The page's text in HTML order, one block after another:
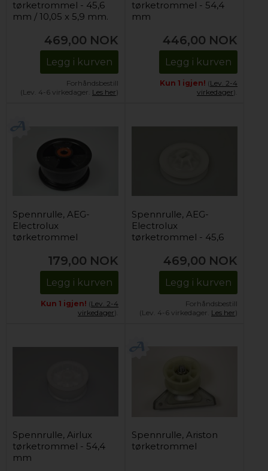
tørketrommel - 45,6
mm / 10,05 x 5,9 mm.
469,00 NOK
Legg i kurven
Forhåndsbestill
(Lev. 4-6 virkedager. Les her)
tørketrommel - 54,4
mm
446,00 NOK
Legg i kurven
Kun 1 igjen! (Lev. 2-4
virkedager).
Spennrulle, AEG-
Electrolux
tørketrommel
179,00 NOK
Legg i kurven
Kun 1 igjen! (Lev. 2-4
virkedager).
Spennrulle, AEG-
Electrolux
tørketrommel - 45,6
469,00 NOK
Legg i kurven
Forhåndsbestill
(Lev. 4-6 virkedager. Les her)
Spennrulle, Airlux
tørketrommel - 54,4
mm
Spennrulle, Ariston
tørketrommel